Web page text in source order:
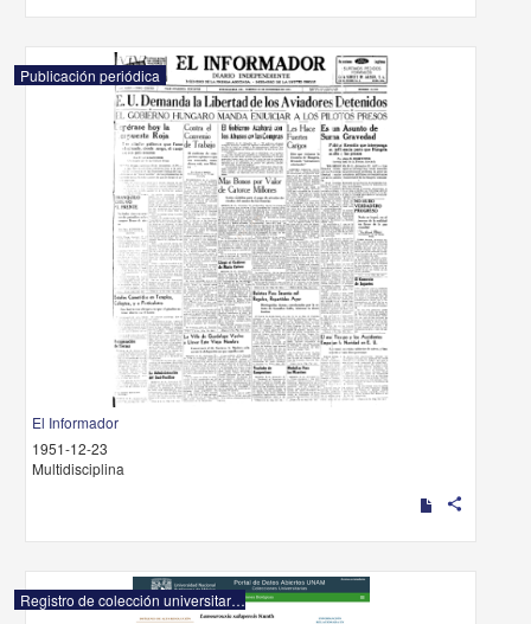
Publicación periódica
El Informador
1951-12-23
Multidisciplina
share
Registro de colección universitaria